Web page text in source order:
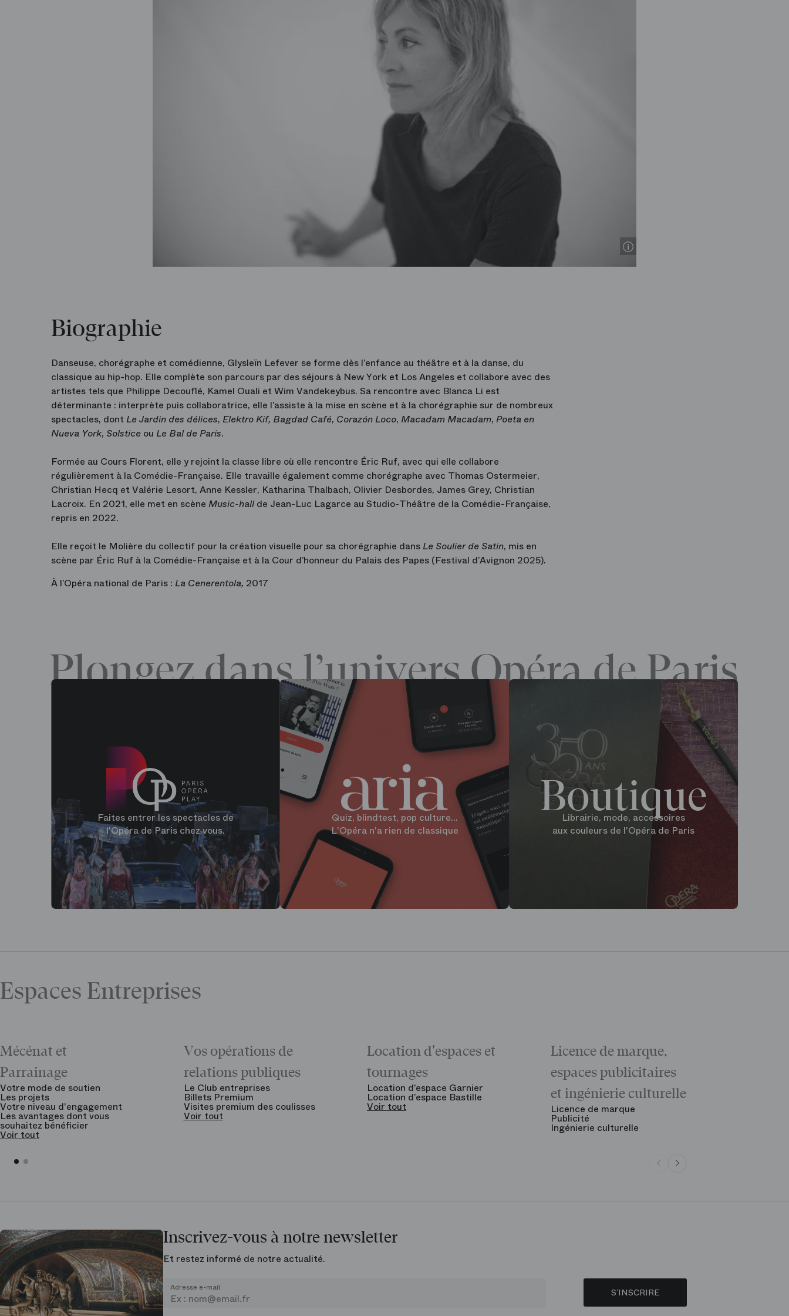
Biographie
Danseuse, chorégraphe et comédienne, Glysleïn Lefever se forme dès l’enfance au théâtre et à la danse, du
classique au hip-hop. Elle complète son parcours par des séjours à New York et Los Angeles et collabore avec des
artistes tels que Philippe Decouflé, Kamel Ouali et Wim Vandekeybus. Sa rencontre avec Blanca Li est
déterminante : interprète puis collaboratrice, elle l’assiste à la mise en scène et à la chorégraphie sur de nombreux
spectacles, dont Le Jardin des délices, Elektro Kif, Bagdad Café, Corazón Loco, Macadam Macadam, Poeta en
Nueva York, Solstice ou Le Bal de Paris.
Formée au Cours Florent, elle y rejoint la classe libre où elle rencontre Éric Ruf, avec qui elle collabore
régulièrement à la Comédie-Française. Elle travaille également comme chorégraphe avec Thomas Ostermeier,
Christian Hecq et Valérie Lesort, Anne Kessler, Katharina Thalbach, Olivier Desbordes, James Grey, Christian
Lacroix. En 2021, elle met en scène Music-hallde Jean-Luc Lagarce au Studio-Théâtre de la Comédie-Française,
repris en 2022.
Elle reçoit le Molière du collectif pour la création visuelle pour sa chorégraphie dans Le Soulier de Satin, mis en
scène par Éric Ruf à la Comédie-Française et à la Cour d’honneur du Palais des Papes (Festival d’Avignon 2025).
À l’Opéra national de Paris : La Cenerentola, 2017
Plongez dans l’univers Opéra de Paris
Faites entrer les spectacles de
l'Opéra de Paris chez vous.
Quiz, blindtest, pop culture...
L'Opéra n'a rien de classique
Boutique
Librairie, mode, accessoires
aux couleurs de l'Opéra de Paris
Espaces Entreprises
Mécénat et
Parrainage
Votre mode de soutien
Les projets
Votre niveau d'engagement
Les avantages dont vous
souhaitez bénéficier
Voir tout
Vos opérations de
relations publiques
Le Club entreprises
Billets Premium
Visites premium des coulisses
Voir tout
Location d'espaces et
tournages
Location d’espace Garnier
Location d’espace Bastille
Voir tout
Licence de marque,
espaces publicitaires
et ingénierie culturelle
Licence de marque
Publicité
Ingénierie culturelle
Inscrivez-vous à notre newsletter
Et restez informé de notre actualité.
Adresse e-mail S’INSCRIRE